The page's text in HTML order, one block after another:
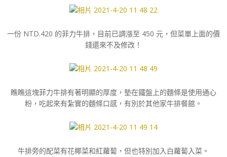
一份 NTD.420 的菲力牛排，目前已調漲至 450 元，但菜單上面的價
錢還來不及修改！
瞧瞧這塊菲力牛排有著明顯的厚度，墊在鐵盤上的麵條是使用通心
粉，吃起來有紮實的麵條口感，有別於其他家牛排餐館。
牛排旁的配菜有花椰菜和紅蘿蔔，但也特別加入白蘿蔔入菜。